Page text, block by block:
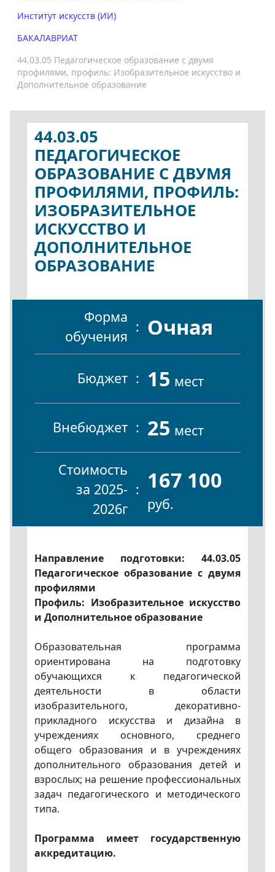
Институт искусств (ИИ)
БАКАЛАВРИАТ
44.03.05 Педагогическое образование с двумя
профилями, профиль: Изобразительное искусство и
Дополнительное образование
44.03.05
ПЕДАГОГИЧЕСКОЕ
ОБРАЗОВАНИЕ С ДВУМЯ
ПРОФИЛЯМИ, ПРОФИЛЬ:
ИЗОБРАЗИТЕЛЬНОЕ
ИСКУССТВО И
ДОПОЛНИТЕЛЬНОЕ
ОБРАЗОВАНИЕ
Форма
обучения
Очная
Бюджет 15 мест
Внебюджет 25 мест
Стоимость
за 2025-
2026г
167 100
руб.
Направление подготовки: 44.03.05
Педагогическое образование с двумя
профилями
Профиль: Изобразительное искусство
и Дополнительное образование
Образовательная программа
ориентирована на подготовку
обучающихся к педагогической
деятельности в области
изобразительного, декоративно-
прикладного искусства и дизайна в
учреждениях основного, среднего
общего образования и в учреждениях
дополнительного образования детей и
взрослых; на решение профессиональных
задач педагогического и методического
типа.
Программа имеет государственную
аккредитацию.